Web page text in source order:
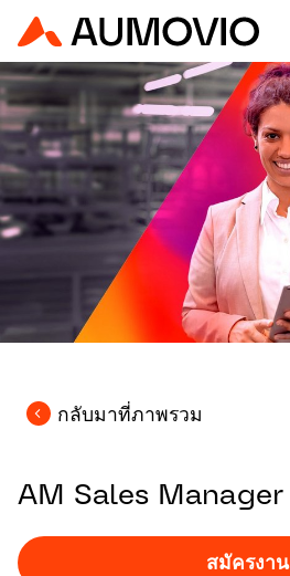
กลับมาที่ภาพรวม
AM Sales Manager
สมัครงาน